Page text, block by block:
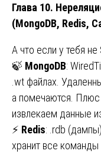
Глава 10.
(MongoDB, Redis,
А что если у тебя не
🍃 MongoDB:
.wt файлах.
а помечаются.
извлекаем данные
⚡ Redis: .rdb
хранит все